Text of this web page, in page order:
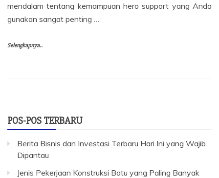
mendalam tentang kemampuan hero support yang Anda
gunakan sangat penting …
Selengkapnya..
POS-POS TERBARU
Berita Bisnis dan Investasi Terbaru Hari Ini yang Wajib
Dipantau
Jenis Pekerjaan Konstruksi Batu yang Paling Banyak